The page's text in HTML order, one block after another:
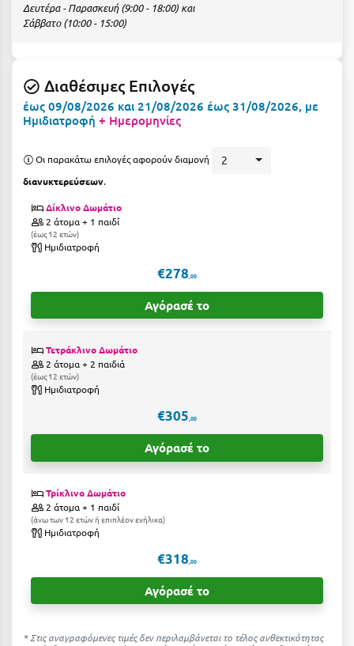
Ελληνικό Αρκαδίας
Ερμιόνη
Εύβοια
Ευρυτανία
Ζαγοροχώρια
Ηράκλειο
Θάσος
Θεσσαλονίκη
Ιεράπετρα
Ικαρία
Δευτέρα - Παρασκευή (9:00 - 18:00) και
Σάββατο (10:00 - 15:00)
Διαθέσιμες Επιλογές
έως 09/08/2026 και 21/08/2026 έως 31/08/2026, με
Ημιδιατροφή + Ημερομηνίες
Οι παρακάτω επιλογές αφορούν διαμονή 2
διανυκτερεύσεων.
Δίκλινο Δωμάτιο
2 άτομα + 1 παιδί
έως 12 ετών
Ημιδιατροφή
€278 ,00
Αγόρασέ το
Τετράκλινο Δωμάτιο
2 άτομα + 2 παιδιά
έως 12 ετών
Ημιδιατροφή
€305 ,00
Αγόρασέ το
Τρίκλινο Δωμάτιο
2 άτομα + 1 παιδί
άνω των 12 ετών ή επιπλέον ενήλικα
Ημιδιατροφή
€318 ,00
Αγόρασέ το
* Στις αναγραφόμενες τιμές δεν περιλαμβάνεται το τέλος ανθεκτικότητας